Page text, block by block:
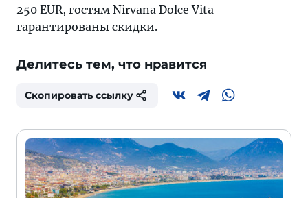
250 EUR, гостям Nirvana Dolce Vita
гарантированы скидки.
Делитесь тем, что нравится
Скопировать ссылку